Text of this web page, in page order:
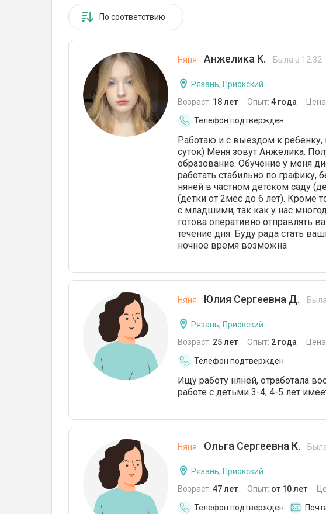
По соответствию
Няня Анжелика К. Была в 12:32
Рязань, Приокский
Возраст: 18 лет Опыт: 4 года
Телефон подтвержден
Работаю и с выездом к ребенку,
суток) Меня зовут Анжелика.
образование. Обучение у меня
работать стабильно по графику,
няней в частном детском саду
(детки от 2мес до 6 лет). Кроме
с младшими, так как у нас
готова оперативно отправлять
течение дня. Буду рада стать
ночное время возможна
Няня Юлия Сергеевна Д.
Рязань, Приокский
Возраст: 25 лет Опыт: 2 года
Телефон подтвержден
Ищу работу няней, отработала
работе с детьми 3-4, 4-5 лет
Няня Ольга Сергеевна К.
Рязань, Приокский
Возраст: 47 лет Опыт: от 10 лет
Телефон подтвержден